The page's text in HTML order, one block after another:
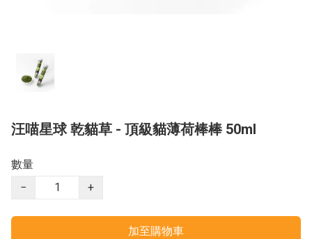
汪喵星球 乾貓草 - 頂級貓薄荷棒棒 50ml
數量
−
+
加至購物車